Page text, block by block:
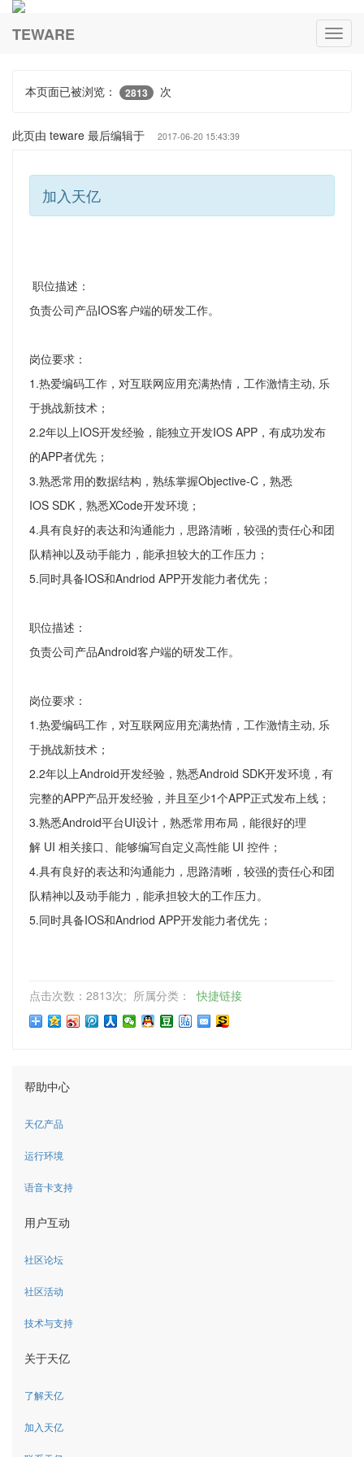
TEWARE
本页面已被浏览： 2813 次
此页由 teware 最后编辑于 2017-06-20 15:43:39
加入天亿
职位描述：
负责公司产品IOS客户端的研发工作。
岗位要求：
1.热爱编码工作，对互联网应用充满热情，工作激情主动, 乐
于挑战新技术；
2.2年以上IOS开发经验，能独立开发IOS APP，有成功发布
的APP者优先；
3.熟悉常用的数据结构，熟练掌握Objective-C，熟悉
IOS SDK，熟悉XCode开发环境；
4.具有良好的表达和沟通能力，思路清晰，较强的责任心和团
队精神以及动手能力，能承担较大的工作压力；
5.同时具备IOS和Andriod APP开发能力者优先；
职位描述：
负责公司产品Android客户端的研发工作。
岗位要求：
1.热爱编码工作，对互联网应用充满热情，工作激情主动, 乐
于挑战新技术；
2.2年以上Android开发经验，熟悉Android SDK开发环境，有
完整的APP产品开发经验，并且至少1个APP正式发布上线；
3.熟悉Android平台UI设计，熟悉常用布局，能很好的理
解 UI 相关接口、能够编写自定义高性能 UI 控件；
4.具有良好的表达和沟通能力，思路清晰，较强的责任心和团
队精神以及动手能力，能承担较大的工作压力。
5.同时具备IOS和Andriod APP开发能力者优先；
点击次数：2813次; 所属分类：快捷链接
帮助中心
天亿产品
运行环境
语音卡支持
用户互动
社区论坛
社区活动
技术与支持
关于天亿
了解天亿
加入天亿